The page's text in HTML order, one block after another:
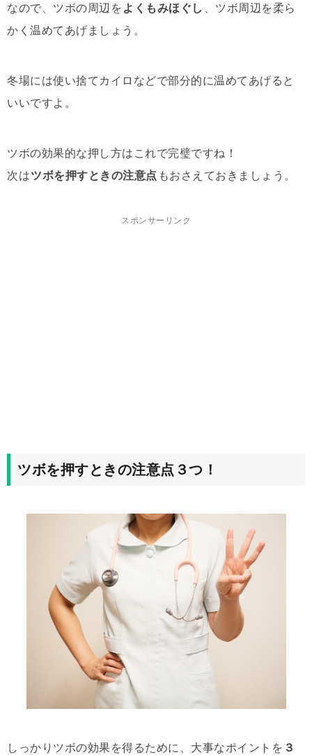
なので、ツボの周辺を よくもみほぐし
、ツボ周辺を柔ら
かく温めてあげましょう。
冬場には使い捨てカイロなどで部分的に温めてあげると
いいですよ。
ツボの効果的な押し方はこれで完璧ですね！
次はツボを押すときの注意点 もおさえておきましょう。
スポンサーリンク
ツボを押すときの注意点３つ！
しっかりツボの効果を得るために、大事なポイントを ３